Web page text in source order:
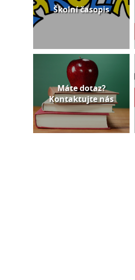
Školní časopis
Máte dotaz?
Kontaktujte nás